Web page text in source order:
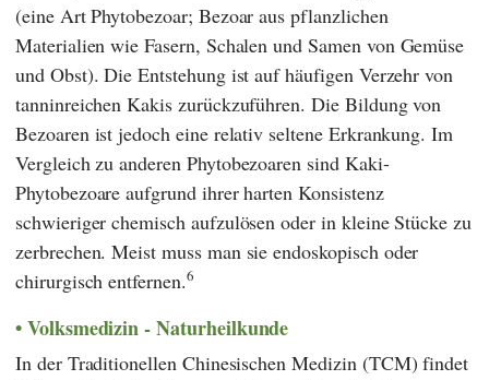
(eine Art Phytobezoar; Bezoar aus pflanzlichen
Materialien wie Fasern, Schalen und Samen von Gemüse
und Obst). Die Entstehung ist auf häufigen Verzehr von
tanninreichen Kakis zurückzuführen. Die Bildung von
Bezoaren ist jedoch eine relativ seltene Erkrankung. Im
Vergleich zu anderen Phytobezoaren sind Kaki-
Phytobezoare aufgrund ihrer harten Konsistenz
schwieriger chemisch aufzulösen oder in kleine Stücke zu
zerbrechen. Meist muss man sie endoskopisch oder
chirurgisch entfernen.6
Volksmedizin - Naturheilkunde
In der Traditionellen Chinesischen Medizin(TCM) findet